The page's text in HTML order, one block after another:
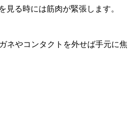
る時には筋肉が緊張します。
ネやコンタクトを外せば手元に焦